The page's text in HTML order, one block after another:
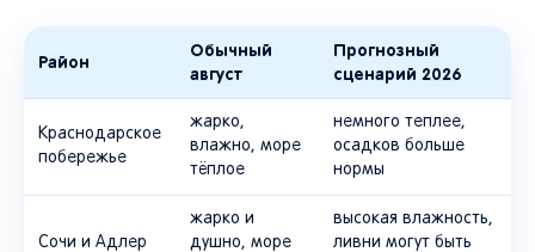
Район
Обычный
август
Прогнозный
сценарий 2026
Краснодарское
побережье
жарко,
влажно, море
тёплое
немного теплее,
осадков больше
нормы
Сочи и Адлер
жарко и
душно, море
высокая влажность,
ливни могут быть